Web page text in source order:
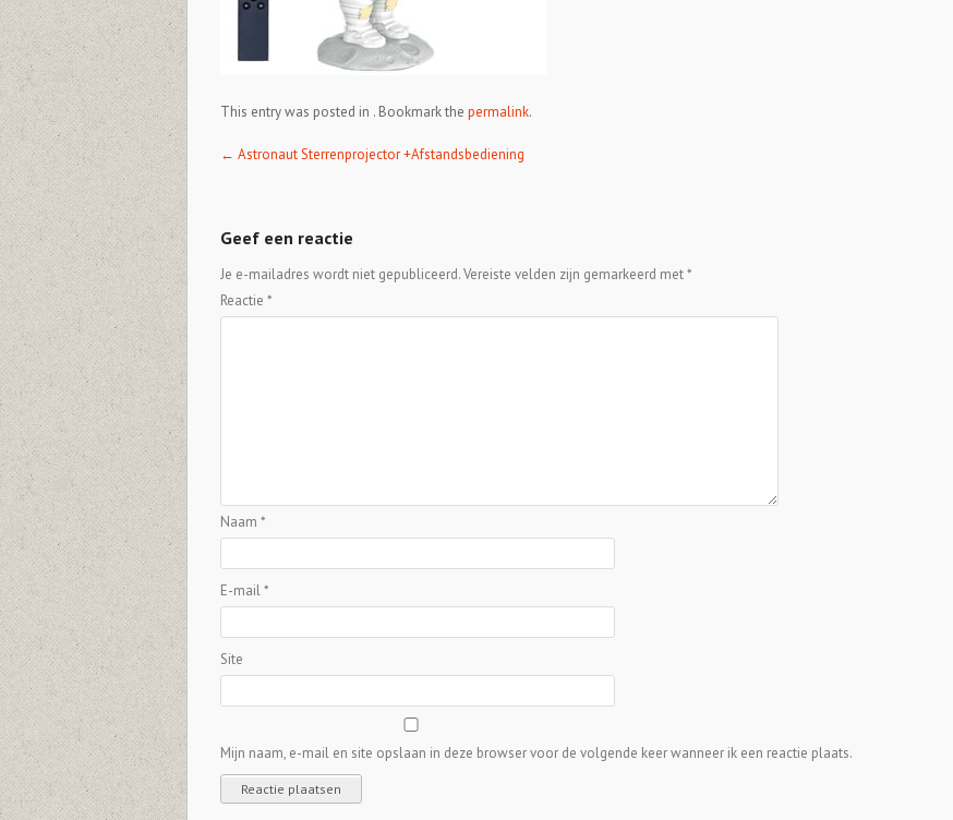
This entry was posted in . Bookmark the permalink.
Post navigation
← Astronaut Sterrenprojector +Afstandsbediening
Geef een reactie
Je e-mailadres wordt niet gepubliceerd.Vereiste velden zijn gemarkeerd met*
Reactie *
Naam *
E-mail*
Site
Mijn naam, e-mail en site opslaan in deze browser voor de volgende keer wanneer ik een reactie plaats.